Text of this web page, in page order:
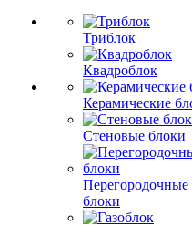
Триблок
Квадроблок
Керамические
Стеновые блоки
Перегородочные
блоки